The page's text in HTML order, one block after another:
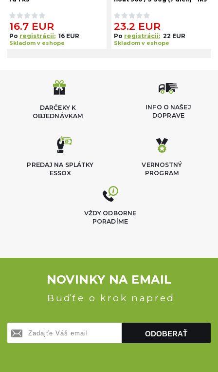
16.7 EUR
Po registrácii: 16 EUR
Skladom v eshope
23.2 EUR
Po registrácii: 22 EUR
Skladom v eshope
DARČEKY K
OBJEDNÁVKAM
INFO O NAŠEJ
DOPRAVE
VERNOSTNÝ
PROGRAM
PREDAJ NA SPLÁTKY
ESSOX
VŽDY ODBORNE
PORADÍME
NOVINKY NA EMAIL
Buďťe o krok napred
ODOBERAŤ